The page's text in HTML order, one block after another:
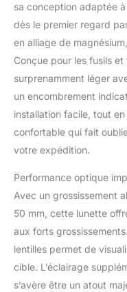
sa conception adaptée
dès le premier regard
en alliage de
Conçue pour les fusils
surprenamment léger
un encombrement
installation facile, tout
confortable qui fait
votre expédition.
Performance optique
Avec un grossissement
50 mm, cette lunette
aux forts
lentilles permet de
cible. L’éclairage
s’avère être un atout